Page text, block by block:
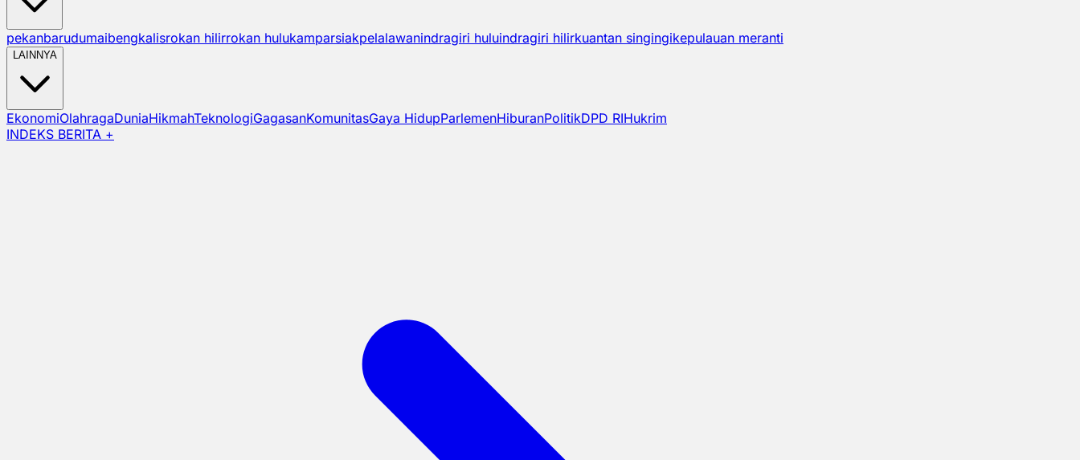
pekanbarudumaibengkalisrokan hilirrokan hulukamparsiakpelalawanindragiri huluindragiri hilirkuantan singingikepulauan meranti
LAINNYA
EkonomiOlahragaDuniaHikmahTeknologiGagasanKomunitasGaya HidupParlemenHiburanPolitikDPD RIHukrim
INDEKS BERITA +